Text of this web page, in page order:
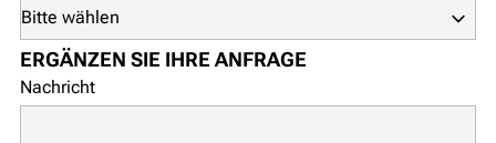
ERGÄNZEN SIE IHRE ANFRAGE
Nachricht